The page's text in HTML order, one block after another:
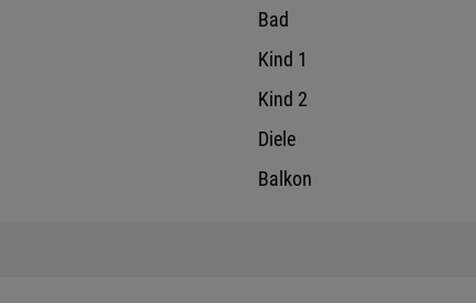
Bad
Kind 1
Kind 2
Diele
Balkon